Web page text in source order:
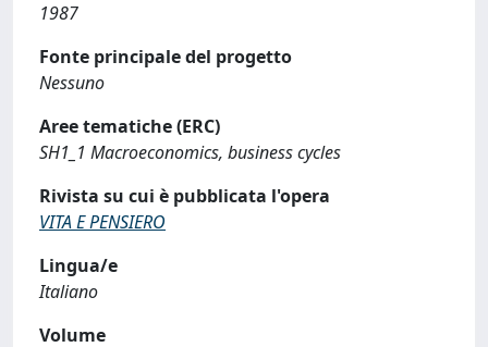
1987
Fonte principale del progetto
Nessuno
Aree tematiche (ERC)
SH1_1 Macroeconomics, business cycles
Rivista su cui è pubblicata l'opera
VITA E PENSIERO
Lingua/e
Italiano
Volume